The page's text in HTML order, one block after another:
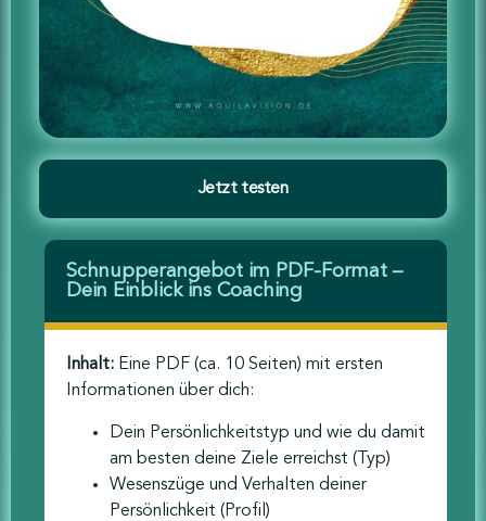
Jetzt testen
Schnupperangebot im PDF-Format –
Dein Einblick ins Coaching
Inhalt: Eine PDF (ca. 10 Seiten) mit ersten
Informationen über dich:
Dein Persönlichkeitstyp und wie du damit
am besten deine Ziele erreichst (Typ)
Wesenszüge und Verhalten deiner
Persönlichkeit (Profil)